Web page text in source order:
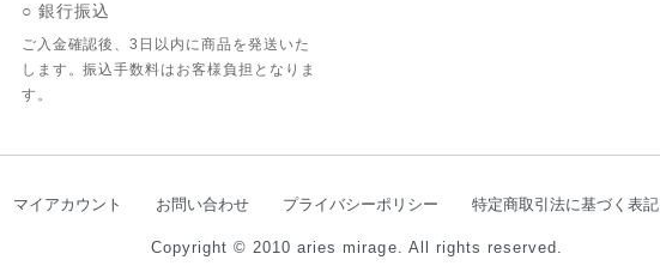
○ 銀行振込
ご入金確認後、3日以内に商品を発送いた
します。振込手数料はお客様負担となりま
す。
マイアカウント お問い合わせ プライバシーポリシー 特定商取引法に基づく表記
Copyright © 2010 aries mirage. All rights reserved.